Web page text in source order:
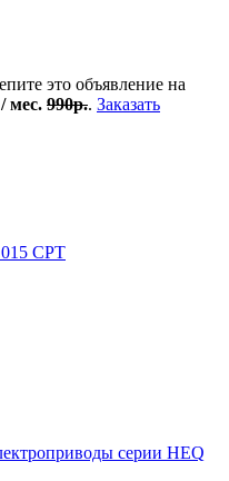
это объявление на
мес. 990р.. Заказать
CPT
серии HEQ